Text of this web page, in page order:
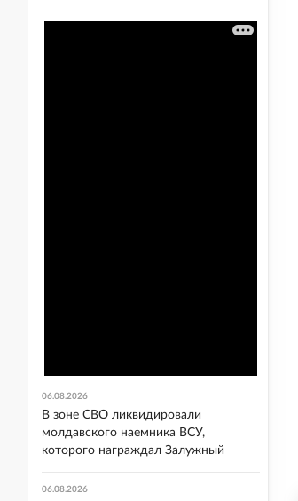
06.08.2026
В зоне СВО ликвидировали
молдавского наемника ВСУ,
которого награждал Залужный
06.08.2026